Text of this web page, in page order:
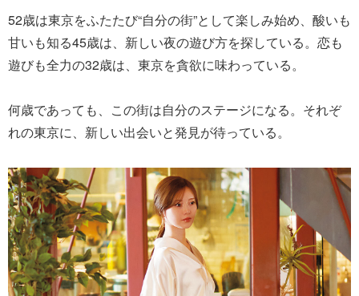
52歳は東京をふたたび“自分の街”として楽しみ始め、酸いも
甘いも知る45歳は、新しい夜の遊び方を探している。恋も
遊びも全力の32歳は、東京を貪欲に味わっている。
何歳であっても、この街は自分のステージになる。それぞ
れの東京に、新しい出会いと発見が待っている。